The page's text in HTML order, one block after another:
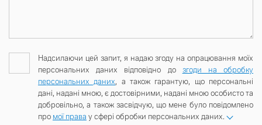
Надсилаючи цей запит, я надаю згоду на опрацювання моїх
персональних даних відповідно до згоди на обробку
персональних даних, а також гарантую, що персональні
дані, надані мною, є достовірними, надані мною особисто та
добровільно, а також засвідчую, що мене було повідомлено
про мої права у сфері обробки персональних даних.